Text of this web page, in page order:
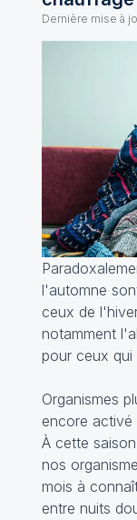
Dernière mise à
l'automne
ceux de
notamment
pour ceux
Organismes
encore activé
À cette
nos
mois à
entre nuits